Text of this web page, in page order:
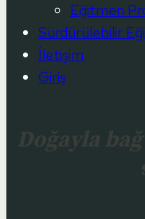
Eğitmen
Sürdürülebilir
İletişim
Giriş
Doğayla